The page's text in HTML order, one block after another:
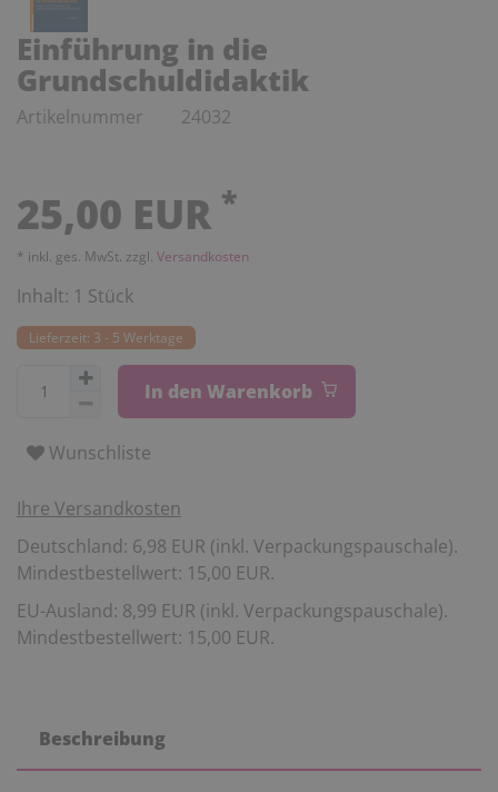
Einführung in die
Grundschuldidaktik
Artikelnummer 24032
25,00 EUR *
* inkl. ges. MwSt. zzgl. Versandkosten
Inhalt: 1 Stück
Lieferzeit: 3 - 5 Werktage
In den Warenkorb
Wunschliste
Ihre Versandkosten
Deutschland: 6,98 EUR (inkl. Verpackungspauschale).
Mindestbestellwert: 15,00 EUR.
EU-Ausland: 8,99 EUR (inkl. Verpackungspauschale).
Mindestbestellwert: 15,00 EUR.
Beschreibung